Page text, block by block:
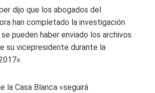
dijo que los abogados del
han completado la investigación
pueden haber enviado los archivos
su vicepresidente durante la
la Casa Blanca «seguirá